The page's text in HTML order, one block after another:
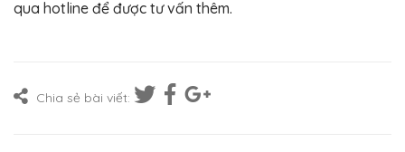
qua hotline để được tư vấn thêm.
Chia sẻ bài viết: